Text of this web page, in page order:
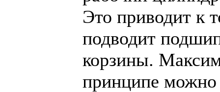
Это приводит к
подводит
корзины.
принципе можно